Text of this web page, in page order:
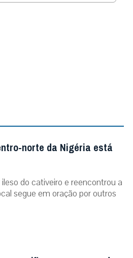
norte da Nigéria está
do cativeiro e reencontrou a
segue em oração por outros